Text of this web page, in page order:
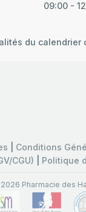
09:00 -
du calendrier
Conditions
CGU)
Politique
Pharmacie des